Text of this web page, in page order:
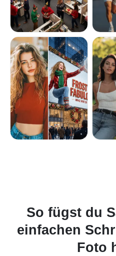
So fügst du
einfachen
Foto